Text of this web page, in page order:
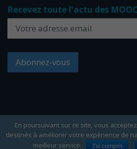
Recevez toute l'actu des
Copyright Edflex © 2024 -
En poursuivant sur ce site, vous
destinés à améliorer votre expérience de
meilleur service.
J'ai compris